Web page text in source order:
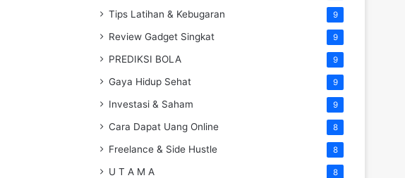
Tips Latihan & Kebugaran 9
Review Gadget Singkat 9
PREDIKSI BOLA 9
Gaya Hidup Sehat 9
Investasi & Saham 9
Cara Dapat Uang Online 8
Freelance & Side Hustle 8
U T A M A 8